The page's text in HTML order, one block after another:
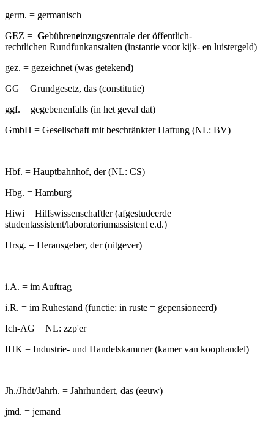
germ. = germanisch
GEZ = Gebühreneinzugszentrale der öffentlich-
rechtlichen Rundfunkanstalten (instantie voor kijk- en luistergeld)
gez. = gezeichnet (was getekend)
GG = Grundgesetz, das (constitutie)
ggf. = gegebenenfalls (in het geval dat)
GmbH = Gesellschaft mit beschränkter Haftung (NL: BV)
Hbf. = Hauptbahnhof, der (NL: CS)
Hbg. = Hamburg
Hiwi = Hilfswissenschaftler (afgestudeerde
studentassistent/laboratoriumassistent e.d.)
Hrsg. = Herausgeber, der (uitgever)
i.A. = im Auftrag
i.R. = im Ruhestand (functie: in ruste = gepensioneerd)
Ich-AG = NL: zzp'er
IHK = Industrie- und Handelskammer (kamer van koophandel)
Jh./Jhdt/Jahrh. = Jahrhundert, das (eeuw)
jmd. = jemand